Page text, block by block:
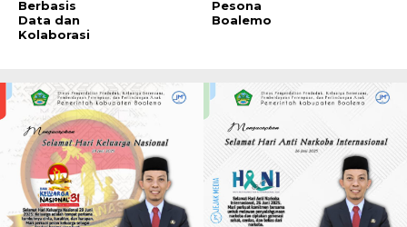
Berbasis
Data dan
Kolaborasi
Pesona
Boalemo